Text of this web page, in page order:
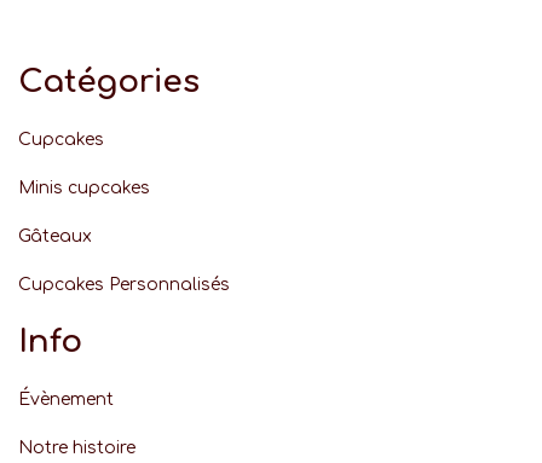
Catégories
Cupcakes
Minis cupcakes
Gâteaux
Cupcakes Personnalisés
Info
Évènement
Notre histoire